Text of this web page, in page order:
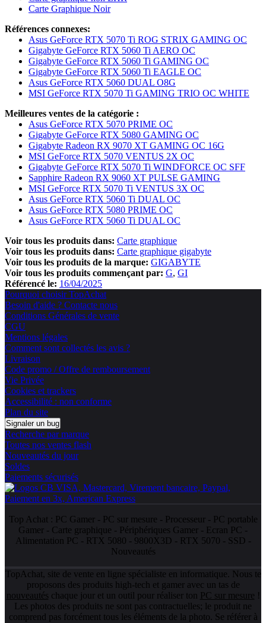
Carte Graphique Noir
Références connexes:
Asus GeForce RTX 5070 Ti ROG STRIX GAMING OC
Gigabyte GeForce RTX 5060 Ti AERO OC
Gigabyte GeForce RTX 5060 Ti GAMING OC
Gigabyte GeForce RTX 5060 Ti EAGLE OC
Asus GeForce RTX 5060 DUAL O8G
MSI GeForce RTX 5070 Ti GAMING TRIO OC WHITE
Meilleures ventes de la catégorie :
Asus GeForce RTX 5070 PRIME OC
Gigabyte GeForce RTX 5080 GAMING OC
Gigabyte Radeon RX 9070 XT GAMING OC 16G
MSI GeForce RTX 5070 VENTUS 2X OC
Gigabyte GeForce RTX 5070 Ti WINDFORCE OC SFF
Sapphire Radeon RX 9060 XT PULSE GAMING
MSI GeForce RTX 5070 Ti VENTUS 3X OC
Asus GeForce RTX 5060 Ti DUAL OC
Asus GeForce RTX 5080 PRIME OC
Asus GeForce RTX 5060 Ti DUAL OC
Voir tous les produits dans: Carte graphique
Voir tous les produits dans: Carte graphique gigabyte
Voir tous les produits de la marque: GIGABYTE
Voir tous les produits commençant par: G GI
Référencé le: 16/04/2025
Pourquoi choisir TopAchat
Besoin d'aide ? Contacte nous
Conditions Générales de vente
CGU
Mentions légales
Comment sont collectés les avis ?
Livraison
Code promo / Offre de remboursement
Vie Privée
Cookies et trackers
Accessibilité : non conforme
Plan du site
Signaler un bug
Recherche par marque
Toutes nos ventes flash
Nouveautés du jour
Soldes
Paiements sécurisés
Top Achat : PC Gamer- PC sur mesure - Processeur- PC portable
Gamer - Carte graphique - Périphériques Gamer - Ecran PC -
Alimentation PC - RTX 5080 - 9800X3D - RTX 5070 - SSD -
Nouveautés
TopAchat, site de vente en ligne spécialiste en informatique. Nous te
proposons des produits high-tech et gamer avec un tas de
nouveautés chaque jour et un outil pour réaliser ton PC sur mesure !
Les photos des produits ne sont pas contractuelles; le produit ne
comprend pas forcément tous les éléments de la photo. Se référer à